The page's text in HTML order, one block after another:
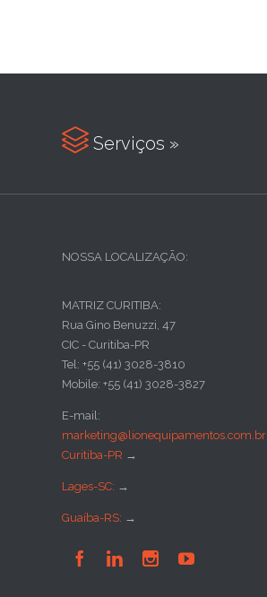
 Serviços »
NOSSA LOCALIZAÇÃO:
MATRIZ CURITIBA:
Rua Gino Benuzzi, 47
CIC - Curitiba-PR
Tel: +55 (41) 3028-3810
Mobile: +55 (41) 3028-3827
E-mail:
marketing@lionequipamentos.com.br
Curitiba-PR →
Lages-SC: →
Guaíba-RS: →
   